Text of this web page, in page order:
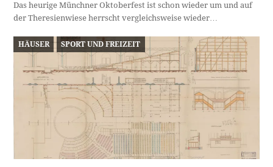
Das heurige Münchner Oktoberfest ist schon wieder um und auf
der Theresienwiese herrscht vergleichsweise wieder…
HÄUSER SPORT UND FREIZEIT